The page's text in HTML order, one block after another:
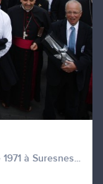
à Suresnes...